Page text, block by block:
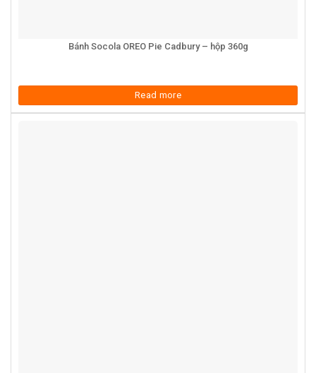
Bánh Socola OREO Pie Cadbury – hộp 360g
Read more